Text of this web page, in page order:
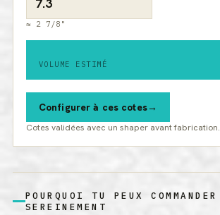
≈ 2 7/8"
VOLUME ESTIMÉ
Configurer à ces cotes
Cotes validées avec un shaper avant fabrication.
POURQUOI TU PEUX COMMANDER
SEREINEMENT